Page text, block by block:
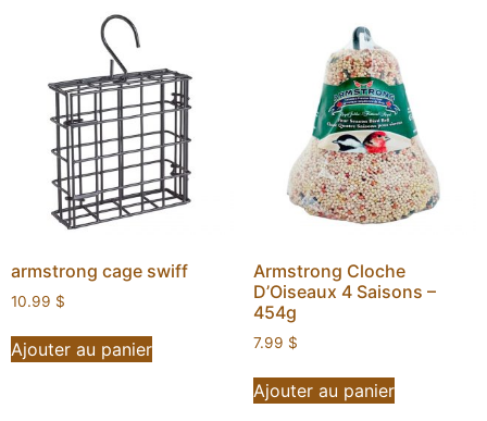
armstrong cage swiff
10.99 $
Ajouter au panier
Armstrong Cloche
D’Oiseaux 4 Saisons –
454g
7.99 $
Ajouter au panier